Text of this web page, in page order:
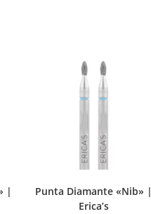
|
Punta Diamante «Nib» |
Erica’s